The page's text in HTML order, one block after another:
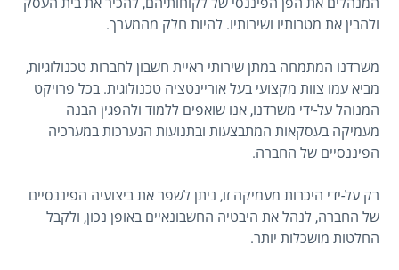
ולהבין את מטרותיו ושירותיו. להיות חלק מהמערך.
משרדנו המתמחה במתן שירותי ראיית חשבון לחברות טכנולוגיות,
מביא עמו צוות מקצועי בעל אוריינטציה טכנולוגית. בכל פרויקט
המנוהל על-ידי משרדנו, אנו שואפים ללמוד ולהפגין הבנה
מעמיקה בעסקאות המתבצעות ובתנועות הנערכות במערכיה
הפיננסיים של החברה.
רק על-ידי היכרות מעמיקה זו, ניתן לשפר את ביצועיה הפיננסיים
של החברה, לנהל את היבטיה החשבונאיים באופן נכון, ולקבל
החלטות מושכלות יותר.